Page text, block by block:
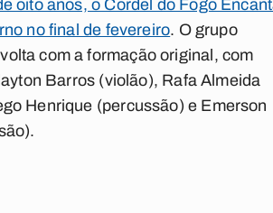
oito anos, o Cordel do Fogo
no final de fevereiro. O grupo
com a formação original, com
Barros (violão), Rafa Almeida
Henrique (percussão) e Emerson